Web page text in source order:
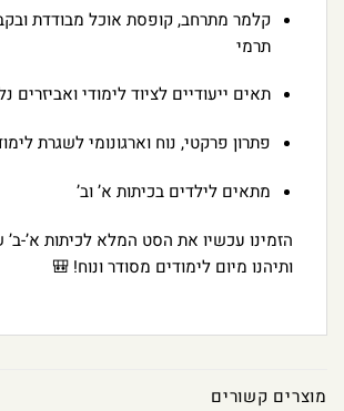
קלמר מתרחב, קופסת אוכל מבודדת
תרמי
תאים ייעודיים לציוד לימודי ואביזרים
פתרון פרקטי, נוח וארגונומי לשגרת
מתאים לילדים בכיתות א’ וב’
הזמינו עכשיו את הסט המלא לכיתות א’-
ותיהנו מיום לימודים מסודר ונוח! 🎒
מוצרים קשורים